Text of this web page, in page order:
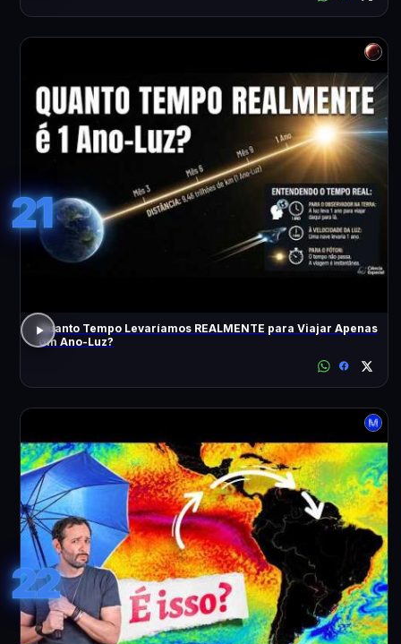
21
Quanto Tempo Levaríamos REALMENTE para Viajar Apenas
Um Ano-Luz?
22